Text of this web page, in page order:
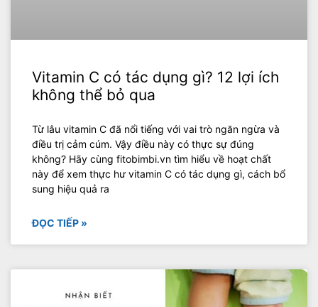
Vitamin C có tác dụng gì? 12 lợi ích
không thể bỏ qua
Từ lâu vitamin C đã nổi tiếng với vai trò ngăn ngừa và
điều trị cảm cúm. Vậy điều này có thực sự đúng
không? Hãy cùng fitobimbi.vn tìm hiểu về hoạt chất
này để xem thực hư vitamin C có tác dụng gì, cách bổ
sung hiệu quả ra
ĐỌC TIẾP »